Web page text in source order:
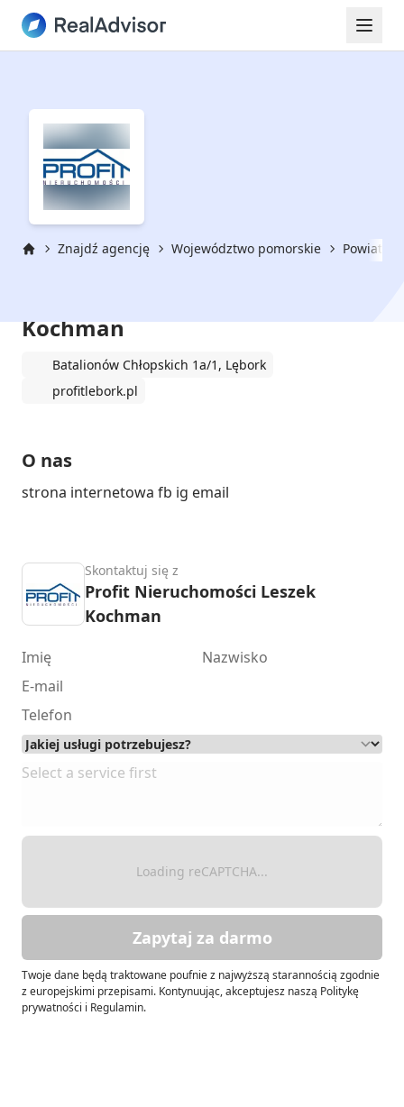
Znajdź agencję Województwo pomorskie Powiat
Kochman
Batalionów Chłopskich 1a/1, Lębork
profitlebork.pl
O nas
strona internetowa fb ig email
Skontaktuj się z
Profit Nieruchomości Leszek
Kochman
Loading reCAPTCHA...
Zapytaj za darmo
Twoje dane będą traktowane poufnie z najwyższą starannością zgodnie
z europejskimi przepisami. Kontynuując, akceptujesz naszą Politykę
prywatności i Regulamin.